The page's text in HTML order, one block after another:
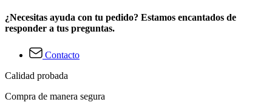
¿Necesitas ayuda con tu pedido? Estamos encantados de
responder a tus preguntas.
Contacto
Calidad probada
Compra de manera segura